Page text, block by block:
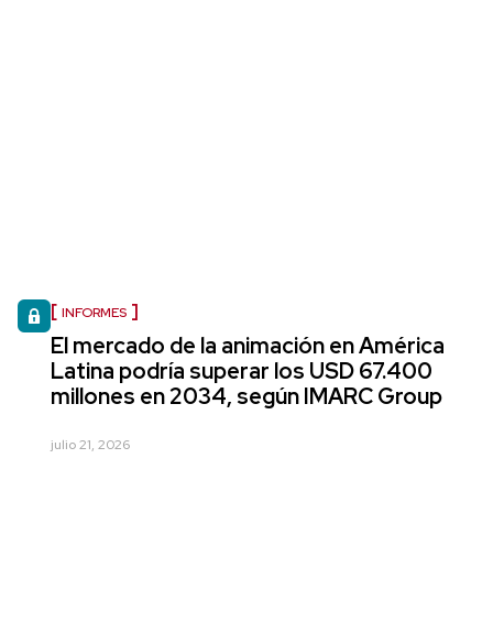
INFORMES
El mercado de la animación en América
Latina podría superar los USD 67.400
millones en 2034, según IMARC Group
julio 21, 2026